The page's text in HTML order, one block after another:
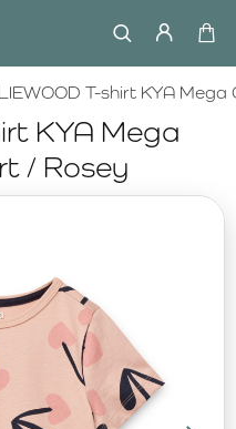
KYA Mega
/ Rosey
LIEWOOD T-shirt KYA